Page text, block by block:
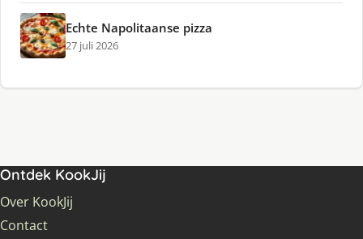
Echte Napolitaanse pizza
27 juli 2026
Ontdek KookJij
Over KookJij
Contact